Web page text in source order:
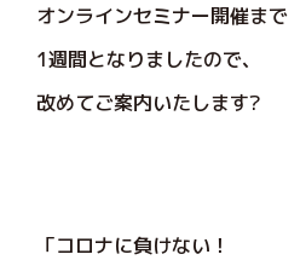
オンラインセミナー開催まで
1週間となりましたので、
改めてご案内いたします?
「コロナに負けない！